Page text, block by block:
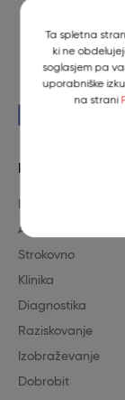
Aktualno
Strokovno
Klinika
Diagnostika
Raziskovanje
Izobraževanje
Dobrobit
Ta spletna
ki ne
soglasjem pa
uporabniške
na strani